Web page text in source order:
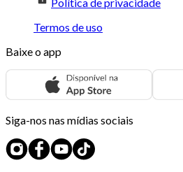
Termos de uso
Baixe o app
Siga-nos nas mídias sociais